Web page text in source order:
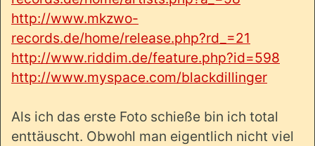
http://www.mkzwo-
records.de/home/release.php?rd_=21
http://www.riddim.de/feature.php?id=598
http://www.myspace.com/blackdillinger
Als ich das erste Foto schieße bin ich total
enttäuscht. Obwohl man eigentlich nicht viel